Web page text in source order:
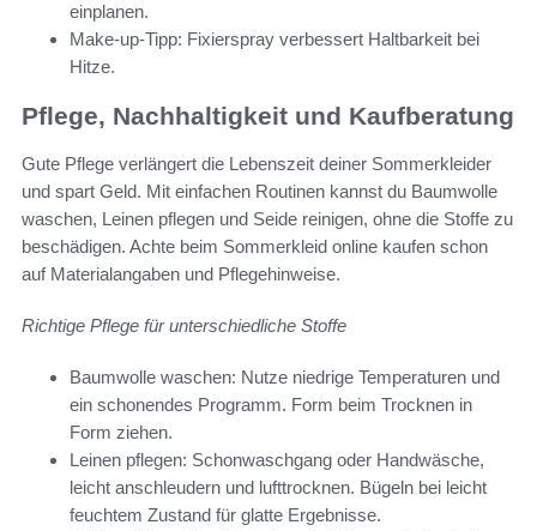
einplanen.
Make-up-Tipp: Fixierspray verbessert Haltbarkeit bei
Hitze.
Pflege, Nachhaltigkeit und Kaufberatung
Gute Pflege verlängert die Lebenszeit deiner Sommerkleider
und spart Geld. Mit einfachen Routinen kannst du Baumwolle
waschen, Leinen pflegen und Seide reinigen, ohne die Stoffe zu
beschädigen. Achte beim Sommerkleid online kaufen schon
auf Materialangaben und Pflegehinweise.
Richtige Pflege für unterschiedliche Stoffe
Baumwolle waschen: Nutze niedrige Temperaturen und
ein schonendes Programm. Form beim Trocknen in
Form ziehen.
Leinen pflegen: Schonwaschgang oder Handwäsche,
leicht anschleudern und lufttrocknen. Bügeln bei leicht
feuchtem Zustand für glatte Ergebnisse.